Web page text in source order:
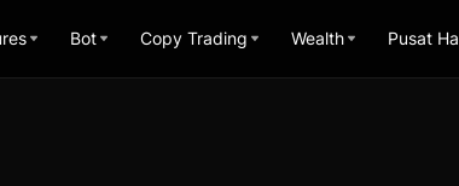
Bot Copy Trading Wealth Pusat